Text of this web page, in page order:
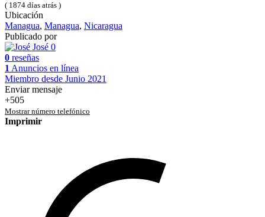
( 1874 días atrás )
Ubicación
Managua, Managua, Nicaragua
Publicado por
José 0
0 reseñas
1 Anuncios en línea
Miembro desde Junio 2021
Enviar mensaje
+505
Mostrar número telefónico
Imprimir